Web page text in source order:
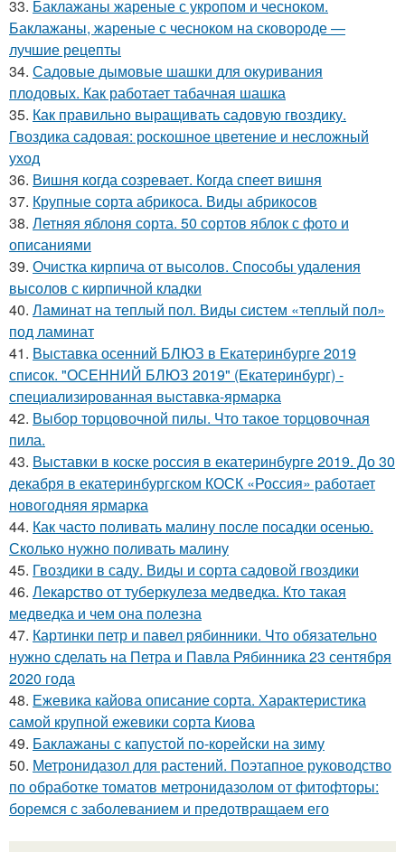
33. Баклажаны жареные с укропом и чесноком.
Баклажаны, жареные с чесноком на сковороде —
лучшие рецепты
34. Садовые дымовые шашки для окуривания
плодовых. Как работает табачная шашка
35. Как правильно выращивать садовую гвоздику.
Гвоздика садовая: роскошное цветение и несложный
уход
36. Вишня когда созревает. Когда спеет вишня
37. Крупные сорта абрикоса. Виды абрикосов
38. Летняя яблоня сорта. 50 сортов яблок с фото и
описаниями
39. Очистка кирпича от высолов. Способы удаления
высолов с кирпичной кладки
40. Ламинат на теплый пол. Виды систем «теплый пол»
под ламинат
41. Выставка осенний БЛЮЗ в Екатеринбурге 2019
список. "ОСЕННИЙ БЛЮЗ 2019" (Екатеринбург) -
специализированная выставка-ярмарка
42. Выбор торцовочной пилы. Что такое торцовочная
пила.
43. Выставки в коске россия в екатеринбурге 2019. До 30
декабря в екатеринбургском КОСК «Россия» работает
новогодняя ярмарка
44. Как часто поливать малину после посадки осенью.
Сколько нужно поливать малину
45. Гвоздики в саду. Виды и сорта садовой гвоздики
46. Лекарство от туберкулеза медведка. Кто такая
медведка и чем она полезна
47. Картинки петр и павел рябинники. Что обязательно
нужно сделать на Петра и Павла Рябинника 23 сентября
2020 года
48. Ежевика кайова описание сорта. Характеристика
самой крупной ежевики сорта Киова
49. Баклажаны с капустой по-корейски на зиму
50. Метронидазол для растений. Поэтапное руководство
по обработке томатов метронидазолом от фитофторы:
боремся с заболеванием и предотвращаем его